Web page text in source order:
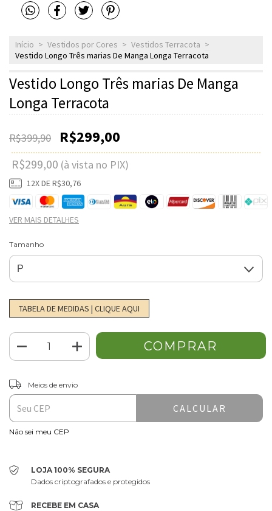
Início > Vestidos por Cores > Vestidos Terracota >
Vestido Longo Três marias De Manga Longa Terracota
Vestido Longo Três marias De Manga
Longa Terracota
R$399,90 R$299,00
R$299,00 (à vista no PIX)
12X DER$30,76
VER MAIS DETALHES
Tamanho
TABELA DE MEDIDAS | CLIQUE AQUI
Entregas para o CEP:
Meios de envio
CALCULAR
Não sei meu CEP
LOJA 100% SEGURA
Dados criptografados e protegidos
RECEBE EM CASA